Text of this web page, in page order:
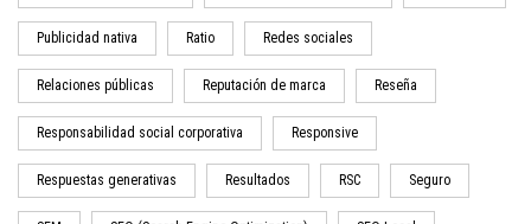
Publicidad nativa Ratio Redes sociales
Relaciones públicas Reputación de marca Reseña
Responsabilidad social corporativa Responsive
Respuestas generativas Resultados RSC Seguro